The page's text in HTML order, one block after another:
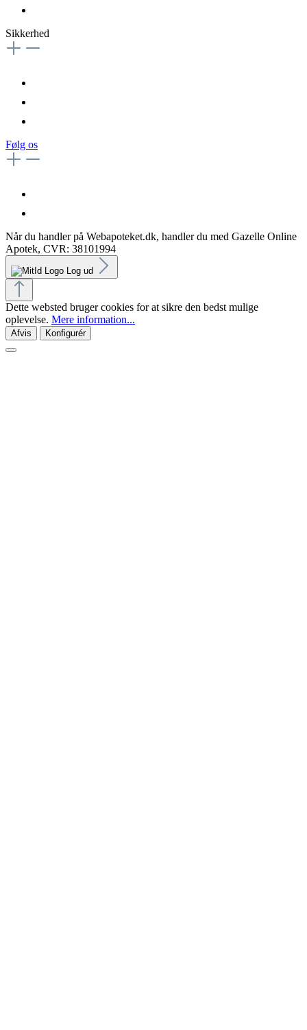
Sikkerhed
Følg os
Når du handler på Webapoteket.dk, handler du med Gazelle Online
Apotek, CVR: 38101994
Log ud
Dette websted bruger cookies for at sikre den bedst mulige
oplevelse. Mere information...
Afvis Konfigurér